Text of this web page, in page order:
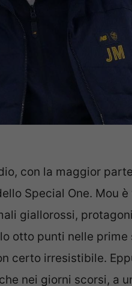
con la maggior
Special One. Mou
giallorossi,
otto punti nelle prime
certo irresistibile.
nei giorni scorsi, a